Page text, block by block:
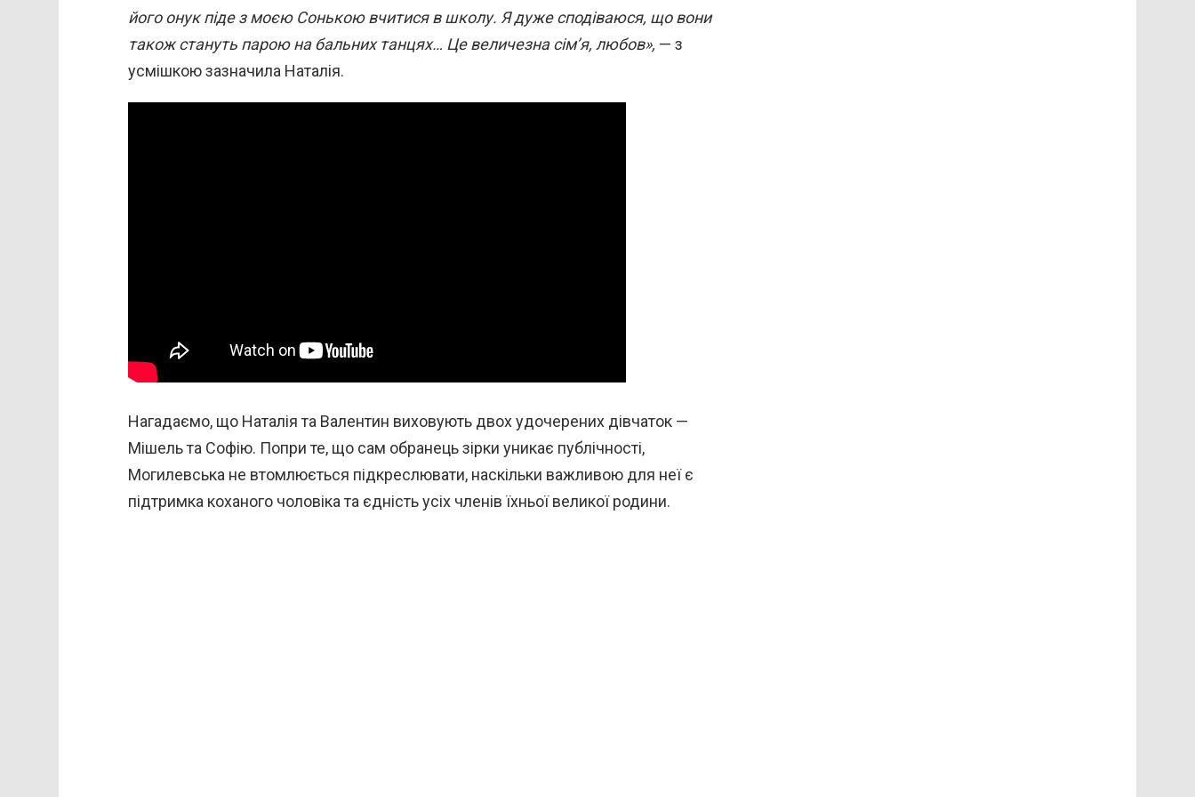
його онук піде з моєю Сонькою вчитися в школу. Я дуже сподіваюся, що вони
також стануть парою на бальних танцях… Це величезна сім’я, любов», — з
усмішкою зазначила Наталія.
Нагадаємо, що Наталія та Валентин виховують двох удочерених дівчаток —
Мішель та Софію. Попри те, що сам обранець зірки уникає публічності,
Могилевська не втомлюється підкреслювати, наскільки важливою для неї є
підтримка коханого чоловіка та єдність усіх членів їхньої великої родини.